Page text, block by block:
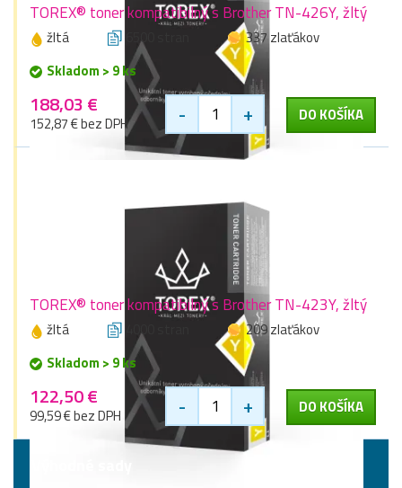
TOREX® toner kompatibilný s Brother TN-426Y, žltý
žltá 6500 stran
337 zlaťákov
Skladom > 9 ks
188,03 €
152,87 € bez DPH - + DO KOŠÍKA
TOREX® toner kompatibilný s Brother TN-423Y, žltý
žltá 4000 stran
209 zlaťákov
Skladom > 9 ks
122,50 €
99,59 € bez DPH - + DO KOŠÍKA